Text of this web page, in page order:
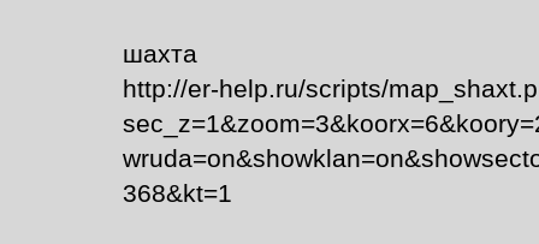
шахта
http://er-help.ru/scripts/
368&kt=1